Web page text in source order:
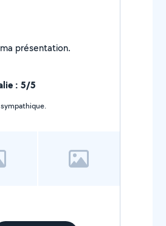
Je n'ai pas encore renseigné ma présentation.
: 5/5